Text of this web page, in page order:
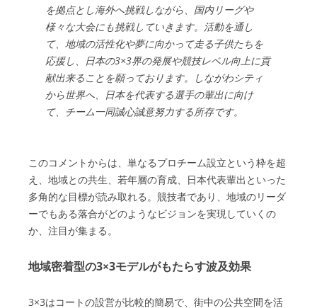
を拠点とし海外へ挑戦しながら、国内リーグや
様々な大会にも挑戦していきます。活動を通し
て、地域の活性化や夢に向かって走る子供たちを
応援し、日本の3×3界の発展や競技レベル向上に貢
献出来ることを願っております。しながわシティ
から世界へ、日本を代表する選手の輩出に向け
て、チーム一同誠心誠意努力する所存です。
このコメントからは、単なるプロチーム設立という枠を超
え、地域との共生、若年層の育成、日本代表輩出といった
多角的な目標が読み取れる。競技者であり、地域のリーダ
ーでもある落合がどのようなビジョンを実現していくの
か、注目が集まる。
地域密着型の3×3モデルがもたらす波及効果
3×3はコートの設営が比較的簡易で、街中の公共空間を活